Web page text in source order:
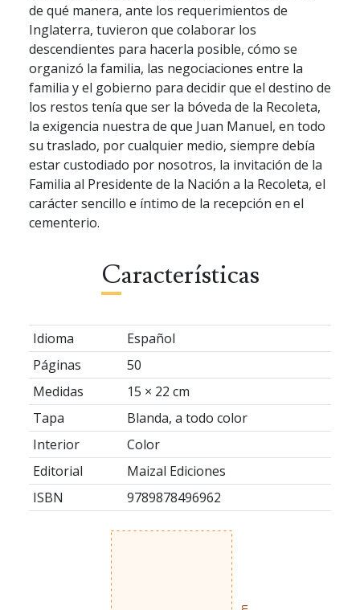
de qué manera, ante los requerimientos de
Inglaterra, tuvieron que colaborar los
descendientes para hacerla posible, cómo se
organizó la familia, las negociaciones entre la
familia y el gobierno para decidir que el destino de
los restos tenía que ser la bóveda de la Recoleta,
la exigencia nuestra de que Juan Manuel, en todo
su traslado, por cualquier medio, siempre debía
estar custodiado por nosotros, la invitación de la
Familia al Presidente de la Nación a la Recoleta, el
carácter sencillo e íntimo de la recepción en el
cementerio.
Características
Idioma
Español
Páginas
50
Medidas
15 × 22 cm
Tapa
Blanda, a todo color
Interior
Color
Editorial
Maizal Ediciones
ISBN
9789878496962